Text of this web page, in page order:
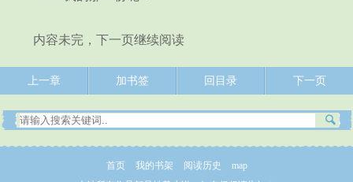
内容未完，下一页继续阅读
上一章 加书签 回目录 下一页
首页 我的书架 阅读历史
map